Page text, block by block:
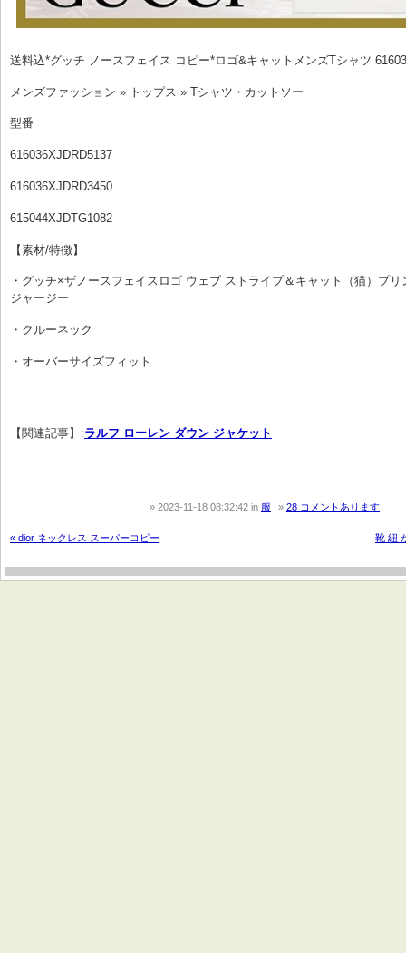
送料込*グッチ ノースフェイス コピー*ロゴ&キャットメンズTシャツ
メンズファッション » トップス » Tシャツ・カットソー
型番
616036XJDRD5137
616036XJDRD3450
615044XJDTG1082
【素材/特徴】
・グッチ×ザノースフェイスロゴ ウェブ ストライプ＆キャット（猫）プ
ジャージー
・クルーネック
・オーバーサイズフィット
【関連記事】:ラルフ ローレン ダウン ジャケット
2023-11-18 08:32:42 in 服 28 コメントあります
靴 紐
« dior ネックレス スーパーコピー